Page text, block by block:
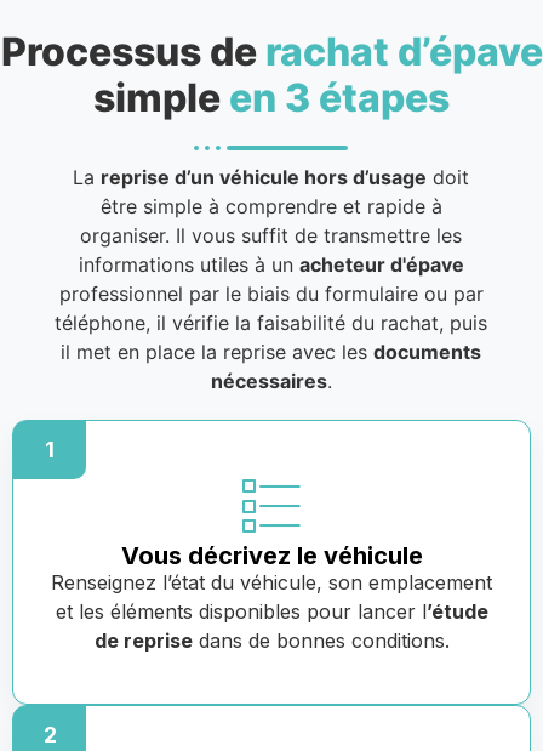
Processus de rachat d’épave
simple en 3 étapes
La reprise d’un véhicule hors d’usage doit
être simple à comprendre et rapide à
organiser. Il vous suffit de transmettre les
informations utiles à un acheteur d'épave
professionnel par le biais du formulaire ou par
téléphone, il vérifie la faisabilité du rachat, puis
il met en place la reprise avec lesdocuments
nécessaires.
1
Vous décrivez le véhicule
Renseignez l’état du véhicule, son emplacement
et les éléments disponibles pour lancer l’étude
de reprisedans de bonnes conditions.
2